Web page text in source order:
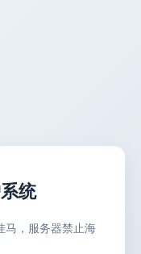
统
马，服务器禁止海